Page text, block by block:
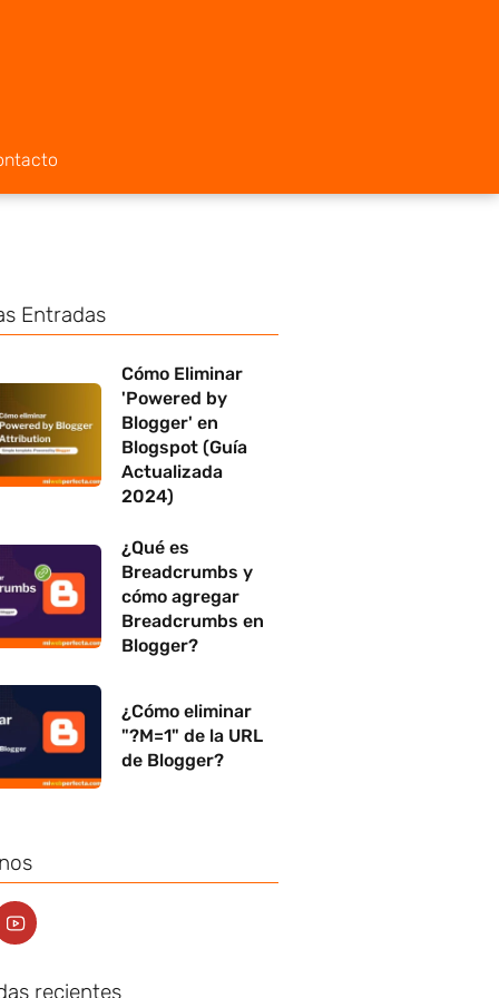
Entradas
Cómo Eliminar
'Powered by
Blogger' en
Blogspot (Guía
Actualizada
2024)
¿Qué es
Breadcrumbs y
cómo agregar
Breadcrumbs en
Blogger?
¿Cómo eliminar
"?M=1" de la URL
de Blogger?
recientes